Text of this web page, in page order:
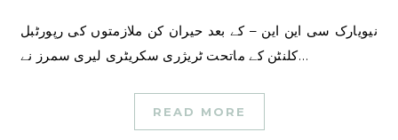
نیویارک سی این این – کے بعد حیران کن ملازمتوں کی رپورٹبل
کلنٹن کے ماتحت ٹریژری سکریٹری لیری سمرز نے…
READ MORE